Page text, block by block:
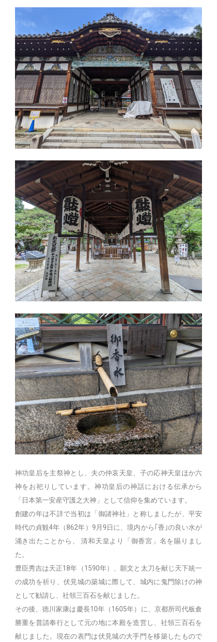
神功皇后を主祭神とし、夫の仲哀天皇、子の応神天皇ほか六
神をお祀りしています。神功皇后の神話における伝承から
「日本第一安産守護之大神」として信仰を集めています。
創建の年は不詳で当初は「御諸神社」と称しましたが、平安
時代の貞観4年（862年）9月9日に、境内から｢香｣の良い水が
涌き出たことから、 清和天皇より「御香宮」名を賜りまし
た。
豊臣秀吉は天正18年（1590年）、願文と太刀を献じ天下統一
の成功を祈り、伏見城の築城に際して、城内に鬼門除けの神
として勧請し、社領三百石を献じました。
その後、徳川家康は慶長10年（1605年）に、京都所司代板倉
勝重を普請奉行として元の地に本殿を造営し、社領三百石を
献じました。現在の表門は伏見城の大手門を移築したもので